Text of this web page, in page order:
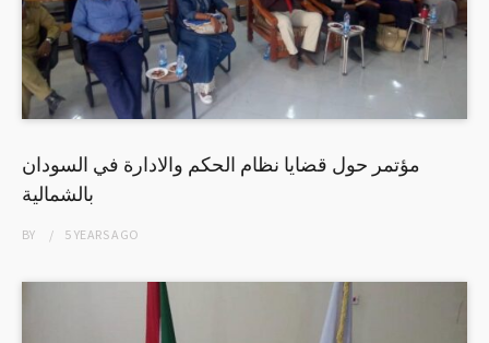
مؤتمر حول قضايا نظام الحكم والادارة في السودان
بالشمالية
BY 5 YEARSAGO